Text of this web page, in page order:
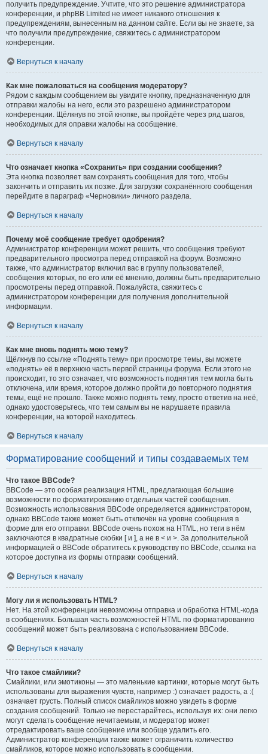
получить предупреждение. Учтите, что это решение администратора
конференции, и phpBB Limited не имеет никакого отношения к
предупреждениям, вынесенным на данном сайте. Если вы не знаете, за
что получили предупреждение, свяжитесь с администратором
конференции.
Вернуться к началу
Как мне пожаловаться на сообщения модератору?
Рядом с каждым сообщением вы увидите кнопку, предназначенную для
отправки жалобы на него, если это разрешено администратором
конференции. Щёлкнув по этой кнопке, вы пройдёте через ряд шагов,
необходимых для оправки жалобы на сообщение.
Вернуться к началу
Что означает кнопка «Сохранить» при создании сообщения?
Эта кнопка позволяет вам сохранять сообщения для того, чтобы
закончить и отправить их позже. Для загрузки сохранённого сообщения
перейдите в параграф «Черновики» личного раздела.
Вернуться к началу
Почему моё сообщение требует одобрения?
Администратор конференции может решить, что сообщения требуют
предварительного просмотра перед отправкой на форум. Возможно
также, что администратор включил вас в группу пользователей,
сообщения которых, по его или её мнению, должны быть предварительно
просмотрены перед отправкой. Пожалуйста, свяжитесь с
администратором конференции для получения дополнительной
информации.
Вернуться к началу
Как мне вновь поднять мою тему?
Щёлкнув по ссылке «Поднять тему» при просмотре темы, вы можете
«поднять» её в верхнюю часть первой страницы форума. Если этого не
происходит, то это означает, что возможность поднятия тем могла быть
отключена, или время, которое должно пройти до повторного поднятия
темы, ещё не прошло. Также можно поднять тему, просто ответив на неё,
однако удостоверьтесь, что тем самым вы не нарушаете правила
конференции, на которой находитесь.
Вернуться к началу
Форматирование сообщений и типы создаваемых тем
Что такое BBCode?
BBCode — это особая реализация HTML, предлагающая большие
возможности по форматированию отдельных частей сообщения.
Возможность использования BBCode определяется администратором,
однако BBCode также может быть отключён на уровне сообщения в
форме для его отправки. BBCode очень похож на HTML, но теги в нём
заключаются в квадратные скобки [ и ], а не в < и >. За дополнительной
информацией о BBCode обратитесь к руководству по BBCode, ссылка на
которое доступна из формы отправки сообщений.
Вернуться к началу
Могу ли я использовать HTML?
Нет. На этой конференции невозможны отправка и обработка HTML-кода
в сообщениях. Большая часть возможностей HTML по форматированию
сообщений может быть реализована с использованием BBCode.
Вернуться к началу
Что такое смайлики?
Смайлики, или эмотиконы — это маленькие картинки, которые могут быть
использованы для выражения чувств, например :) означает радость, а :(
означает грусть. Полный список смайликов можно увидеть в форме
создания сообщений. Только не перестарайтесь, используя их: они легко
могут сделать сообщение нечитаемым, и модератор может
отредактировать ваше сообщение или вообще удалить его.
Администратор конференции также может ограничить количество
смайликов, которое можно использовать в сообщении.